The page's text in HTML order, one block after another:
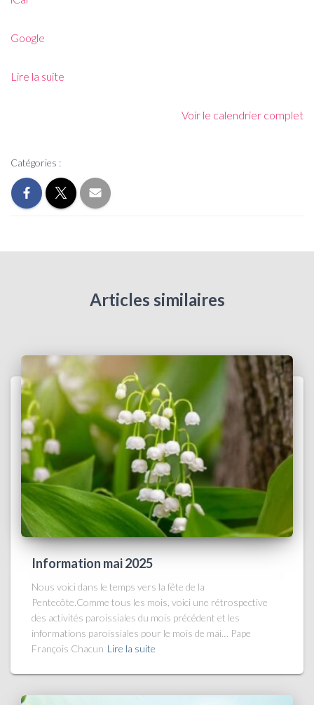
Google
Lire la suite
Voir le calendrier complet
Catégories :
Articles similaires
Information mai 2025
Nous voici dans le temps vers la fête de la
Pentecôte.Comme tous les mois, voici une rétrospective
des activités paroissiales du mois précédent et les
informations paroissiales pour le mois de mai… Pape
François Chacun Lire la suite